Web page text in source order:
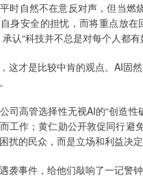
时自然不在意反对声，但当燃
身安全的担忧，而将重点放
认“科技并不总是对每个人都有
这才是比较中肯的观点。AI固
司高管选择性无视AI的“创造
工作；黄仁勋公开敦促同行避
扰的民众，而是立场和利益决定
袭事件，给他们敲响了一记警钟